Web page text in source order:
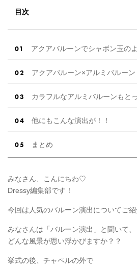
ン内容をま […]続きを
目次
アクアバルーンでシャボン玉の
アクアバルーン×アルミバルーン
カラフルなアルミバルーンもと
他にもこんな演出が！！
まとめ
みなさん、こんにちわ♡
Dressy編集部です！
今回は人気のバルーン演出についてご
みなさんは「バルーン演出」と聞いて、
どんな風景が思い浮かびますか？？
挙式の後、チャペルの外で